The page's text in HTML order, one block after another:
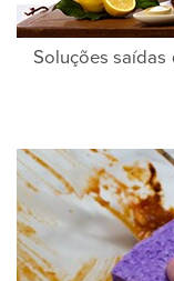
Soluções saídas